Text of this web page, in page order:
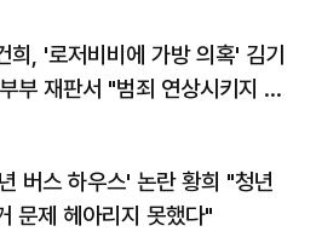
희, '로저비비에 가방 의혹' 김기
부 재판서 "범죄 연상시키지 말
버스 하우스' 논란 황희 "청년
문제 헤아리지 못했다"